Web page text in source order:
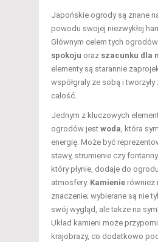
Japońskie ogrody są znane
powodu swojej niezwykłej
Głównym celem tych
spokoju oraz szacunku dla
elementy są starannie
współgrały ze sobą i
całość.
Jednym z kluczowych
ogrodów jest woda, która
energię. Może być
stawy, strumienie czy
który płynie, dodaje do
atmosfery. Kamienie również
znaczenie; wybierane są nie
swój wygląd, ale także na
Układ kamieni może
krajobrazy, co dodatkowo